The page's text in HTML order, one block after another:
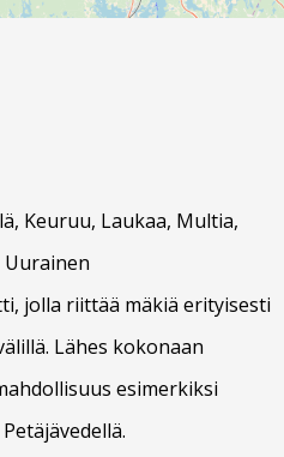
Keuruu, Laukaa, Multia,
Uurainen
jolla riittää mäkiä erityisesti
Lähes kokonaan
esimerkiksi